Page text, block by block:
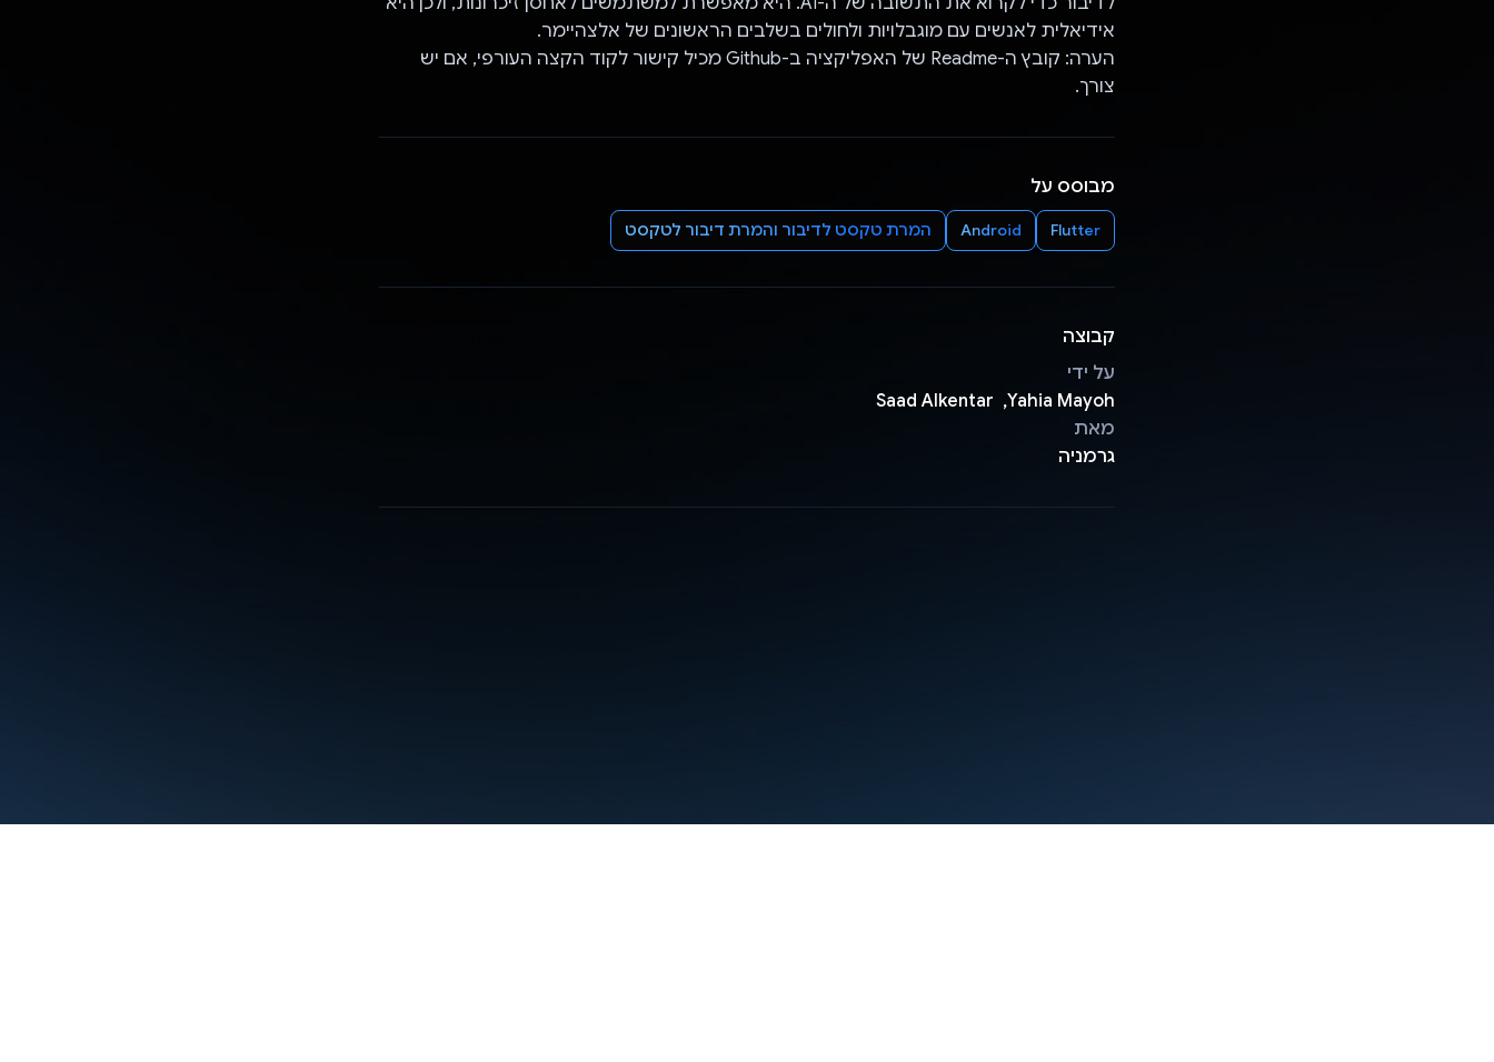
אידיאלית לאנשים עם מוגבלויות ולחולים בשלבים הראשונים של אלצהיימר.
הערה: קובץ ה-Readme של האפליקציה ב-Github מכיל קישור לקוד הקצה העורפי, אם יש
צורך.
מבוסס על
Flutter
Android המרת טקסט לדיבור והמרת דיבור לטקסט
קבוצה
על ידי
Yahia Mayoh, ‏ Saad Alkentar
מאת
גרמניה